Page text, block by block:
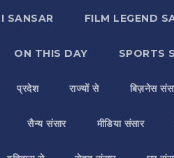
SANSAR FILM LEGEND
ON THIS DAY SPORTS
प्रदेश राज्यों से बिज़नेस
सैन्य संसार मीडिया संसार